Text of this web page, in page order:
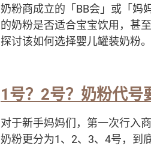
奶粉商成立的「BB会」或「妈
的奶粉是否适合宝宝饮用，甚
探讨该如何选择婴儿罐装奶粉。
1号？2号？奶粉代号
对于新手妈妈们，第一次行入
奶粉更分为1、2、3、4号，到